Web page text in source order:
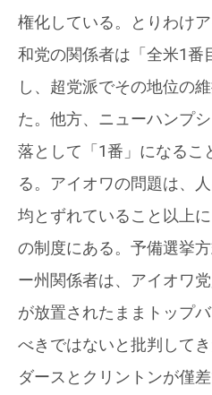
権化している。とりわけ
和党の関係者は「全米1番
し、超党派でその地位の
た。他方、ニューハンプ
落として「1番」になるこ
る。アイオワの問題は、
均とずれていること以上
の制度にある。予備選挙
ー州関係者は、アイオワ
が放置されたままトップ
べきではないと批判して
ダースとクリントンが僅